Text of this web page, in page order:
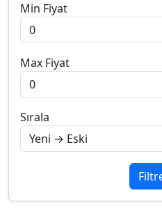
Min Fiyat
Max Fiyat
Sırala